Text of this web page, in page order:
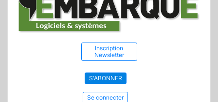
Inscription
Newsletter
S'ABONNER
Se connecter